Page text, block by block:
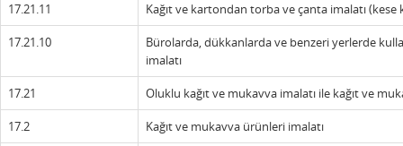
17.21.11 Kağıt ve kartondan torba ve çanta imalatı (kese
17.21.10
Bürolarda, dükkanlarda ve benzeri yerlerde
imalatı
17.21 Oluklu kağıt ve mukavva imalatı ile kağıt ve
17.2 Kağıt ve mukavva ürünleri imalatı